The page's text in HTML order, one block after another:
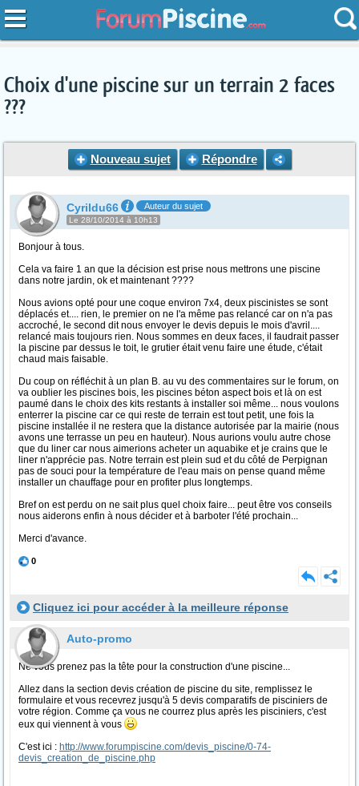
Choix d'une piscine sur un terrain 2 faces
???
Nouveau sujet Répondre
Cyrildu66 Auteur du sujet
Le 28/10/2014 à 10h13
Bonjour à tous.
Cela va faire 1 an que la décision est prise nous mettrons une piscine
dans notre jardin, ok et maintenant ????
Nous avions opté pour une coque environ 7x4, deux piscinistes se sont
déplacés et.... rien, le premier on ne l'a même pas relancé car on n'a pas
accroché, le second dit nous envoyer le devis depuis le mois d'avril....
relancé mais toujours rien. Nous sommes en deux faces, il faudrait passer
la piscine par dessus le toit, le grutier était venu faire une étude, c'était
chaud mais faisable.
Du coup on réfléchit à un plan B. au vu des commentaires sur le forum, on
va oublier les piscines bois, les piscines béton aspect bois et là on est
paumé dans le choix des kits restants à installer soi même... nous voulons
enterrer la piscine car ce qui reste de terrain est tout petit, une fois la
piscine installée il ne restera que la distance autorisée par la mairie (nous
avons une terrasse un peu en hauteur). Nous aurions voulu autre chose
que du liner car nous aimerions acheter un aquabike et je crains que le
liner n'apprécie pas. Notre terrain est plein sud et du côté de Perpignan
pas de souci pour la température de l'eau mais on pense quand même
installer un chauffage pour en profiter plus longtemps.
Bref on est perdu on ne sait plus quel choix faire... peut être vos conseils
nous aiderons enfin à nous décider et à barboter l'été prochain...
Merci d'avance.
0
Cliquez ici pour accéder à la meilleure réponse
Auto-promo
Ne vous prenez pas la tête pour la construction d'une piscine...
Allez dans la section devis création de piscine du site, remplissez le
formulaire et vous recevrez jusqu'à 5 devis comparatifs de pisciniers de
votre région. Comme ça vous ne courrez plus après les pisciniers, c'est
eux qui viennent à vous
C'est ici : http://www.forumpiscine.com/devis_piscine/0-74-
devis_creation_de_piscine.php